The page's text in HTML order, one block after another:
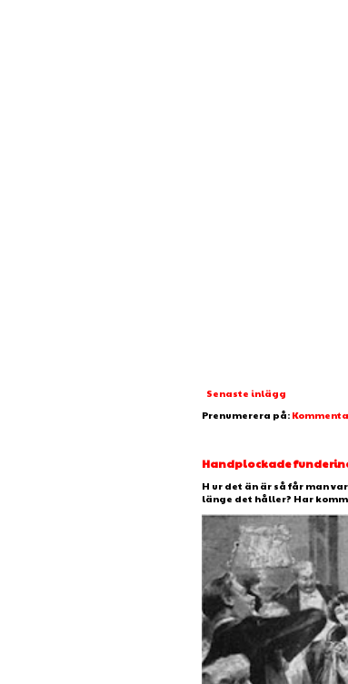
Senaste inlägg
Prenumerera på:
Handplockade
H ur det än är så får man
länge det håller? Har